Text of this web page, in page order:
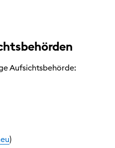
Aufsichtsbehörde:
)